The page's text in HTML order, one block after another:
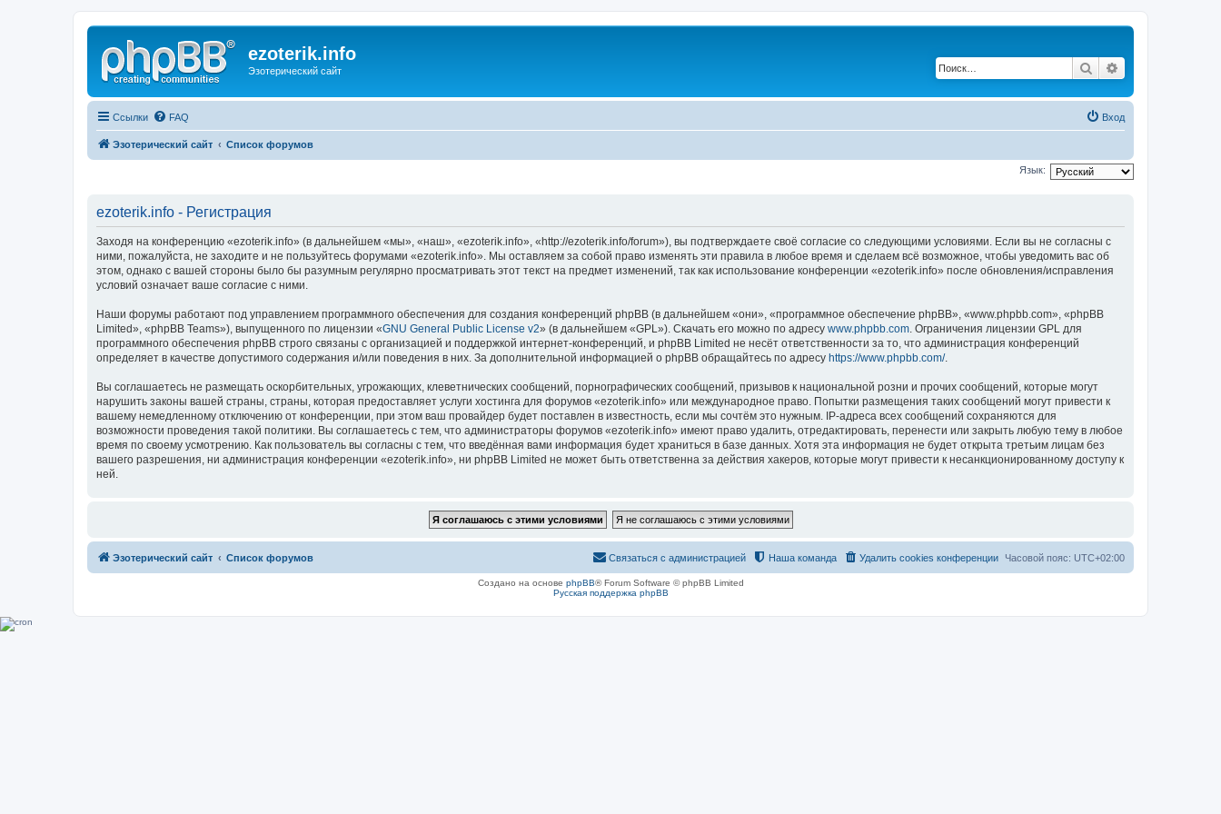
ezoterik.info
Эзотерический сайт Поиск
Ссылки FAQ Вход
Эзотерический сайт Список форумов
Язык:
ezoterik.info - Регистрация
Заходя на конференцию «ezoterik.info» (в дальнейшем «мы», «наш», «ezoterik.info», «http://ezoterik.info/forum»), вы подтверждаете своё согласие со следующими условиями. Если вы не согласны с
ними, пожалуйста, не заходите и не пользуйтесь форумами «ezoterik.info». Мы оставляем за собой право изменять эти правила в любое время и сделаем всё возможное, чтобы уведомить вас об
этом, однако с вашей стороны было бы разумным регулярно просматривать этот текст на предмет изменений, так как использование конференции «ezoterik.info» после обновления/исправления
условий означает ваше согласие с ними.
Наши форумы работают под управлением программного обеспечения для создания конференций phpBB (в дальнейшем «они», «программное обеспечение phpBB», «www.phpbb.com», «phpBB
Limited», «phpBB Teams»), выпущенного по лицензии «GNU General Public License v2» (в дальнейшем «GPL»). Скачать его можно по адресу www.phpbb.com. Ограничения лицензии GPL для
программного обеспечения phpBB строго связаны с организацией и поддержкой интернет-конференций, и phpBB Limited не несёт ответственности за то, что администрация конференций
определяет в качестве допустимого содержания и/или поведения в них. За дополнительной информацией о phpBB обращайтесь по адресу https://www.phpbb.com/.
Вы соглашаетесь не размещать оскорбительных, угрожающих, клеветнических сообщений, порнографических сообщений, призывов к национальной розни и прочих сообщений, которые могут
нарушить законы вашей страны, страны, которая предоставляет услуги хостинга для форумов «ezoterik.info» или международное право. Попытки размещения таких сообщений могут привести к
вашему немедленному отключению от конференции, при этом ваш провайдер будет поставлен в известность, если мы сочтём это нужным. IP-адреса всех сообщений сохраняются для
возможности проведения такой политики. Вы соглашаетесь с тем, что администраторы форумов «ezoterik.info» имеют право удалить, отредактировать, перенести или закрыть любую тему в любое
время по своему усмотрению. Как пользователь вы согласны с тем, что введённая вами информация будет храниться в базе данных. Хотя эта информация не будет открыта третьим лицам без
вашего разрешения, ни администрация конференции «ezoterik.info», ни phpBB Limited не может быть ответственна за действия хакеров, которые могут привести к несанкционированному доступу к
ней.
Эзотерический сайт Список форумов Часовой пояс: UTC+02:00
Удалить cookies конференции
Наша команда
Связаться с администрацией
Создано на основе phpBB® Forum Software © phpBB Limited
Русская поддержка phpBB